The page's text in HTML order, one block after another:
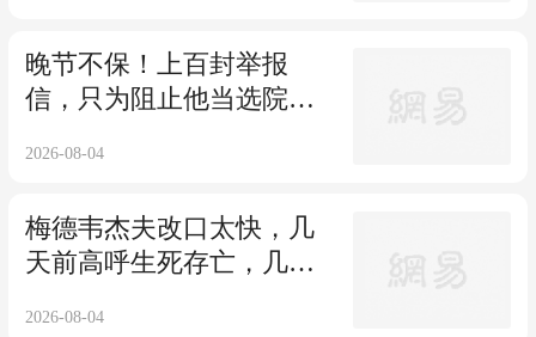
晚节不保！上百封举报
信，只为阻止他当选院
2026-08-04
梅德韦杰夫改口太快，几
天前高呼生死存亡，几天
2026-08-04